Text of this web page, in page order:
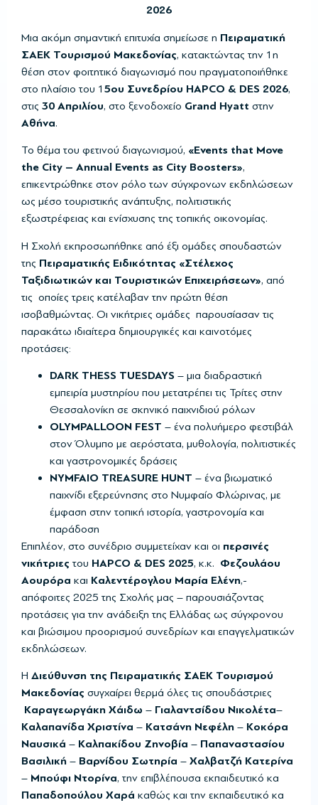
2026
Μια ακόμη σημαντική επιτυχία σημείωσε η Πειραματική
ΣΑΕΚ Τουρισμού Μακεδονίας, κατακτώντας την 1η
θέση στον φοιτητικό διαγωνισμό που πραγματοποιήθηκε
στο πλαίσιο του 1 5ου Συνεδρίου HAPCO & DES 2026,
στις 30 Απριλίου, στο ξενοδοχείο Grand Hyatt στην
Αθήνα.
Το θέμα του φετινού διαγωνισμού, «Events that Move
the City – Annual Events as City Boosters»,
επικεντρώθηκε στον ρόλο των σύγχρονων εκδηλώσεων
ως μέσο τουριστικής ανάπτυξης, πολιτιστικής
εξωστρέφειας και ενίσχυσης της τοπικής οικονομίας.
Η Σχολή εκπροσωπήθηκε από έξι ομάδες σπουδαστών
της Πειραματικής Ειδικότητας «Στέλεχος
Ταξιδιωτικών και Τουριστικών Επιχειρήσεων», από
τις οποίες τρεις κατέλαβαν την πρώτη θέση
ισοβαθμώντας. Οι νικήτριες ομάδες παρουσίασαν τις
παρακάτω ιδιαίτερα δημιουργικές και καινοτόμες
προτάσεις:
DARK THESS TUESDAYS – μια διαδραστική
εμπειρία μυστηρίου που μετατρέπει τις Τρίτες στην
Θεσσαλονίκη σε σκηνικό παιχνιδιού ρόλων
OLYMPALLOON FEST – ένα πολυήμερο φεστιβάλ
στον Όλυμπο με αερόστατα, μυθολογία, πολιτιστικές
και γαστρονομικές δράσεις
NYMFAIO TREASURE HUNT – ένα βιωματικό
παιχνίδι εξερεύνησης στο Νυμφαίο Φλώρινας, με
έμφαση στην τοπική ιστορία, γαστρονομία και
παράδοση
Επιπλέον, στο συνέδριο συμμετείχαν και οι περσινές
νικήτριες του HAPCO & DES 2025, κ.κ. Φεζουλάου
Αουρόρα και Καλεντέρογλου Μαρία Ελένη,-
απόφοιτες 2025 της Σχολής μας – παρουσιάζοντας
προτάσεις για την ανάδειξη της Ελλάδας ως σύγχρονου
και βιώσιμου προορισμού συνεδρίων και επαγγελματικών
εκδηλώσεων.
Η Διεύθυνση της Πειραματικής ΣΑΕΚ Τουρισμού
Μακεδονίας συγχαίρει θερμά όλες τις σπουδάστριες
Καραγεωργάκη Χάιδω – Γιαλαντσίδου Νικολέτα–
Καλαπανίδα Χριστίνα – Κατσάνη Νεφέλη – Κοκόρα
Ναυσικά – Καλπακίδου Ζηνοβία – Παπαναστασίου
Βασιλική – Βαρνίδου Σωτηρία – Χαλβατζή Κατερίνα
– Μπούφι Ντορίνα, την επιβλέπουσα εκπαιδευτικό κα
Παπαδοπούλου Χαρά καθώς και την εκπαιδευτικό κα